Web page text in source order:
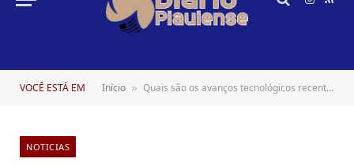
RSS
VOCÊ ESTÁ EM Início » Quais são os avanços tecnológicos recentes na área de medicina fetal?
NOTICIAS